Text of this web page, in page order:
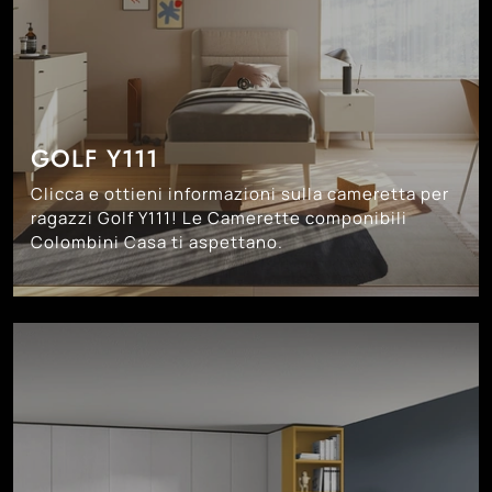
GOLF Y111
Clicca e ottieni informazioni sulla cameretta per
ragazzi Golf Y111! Le Camerette componibili
Colombini Casa ti aspettano.